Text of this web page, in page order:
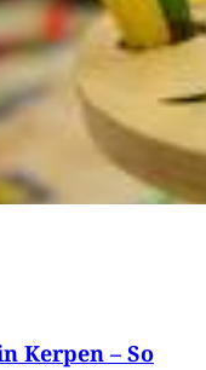
Kerpen – So